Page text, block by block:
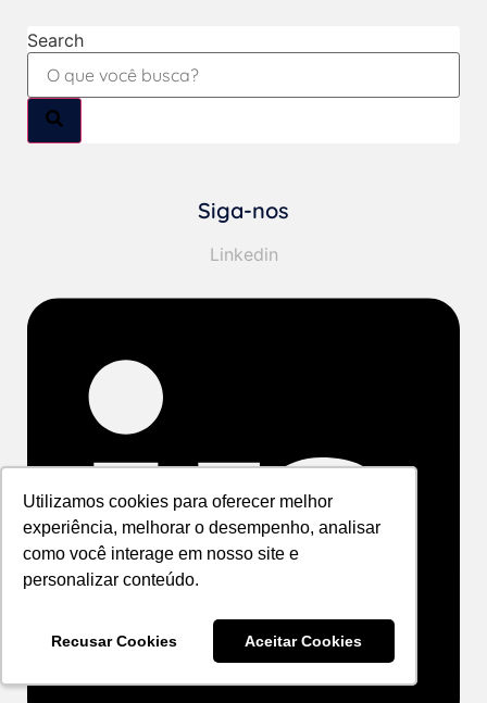
Utilizamos cookies para oferecer melhor
experiência, melhorar o desempenho, analisar
como você interage em nosso site e
personalizar conteúdo.
Recusar Cookies Aceitar Cookies
Utilizamos cookies para oferecer melhor
experiência, melhorar o desempenho, analisar
como você interage em nosso site e
personalizar conteúdo.
Recusar Cookies Aceitar Cookies
Search
Siga-nos
Linkedin